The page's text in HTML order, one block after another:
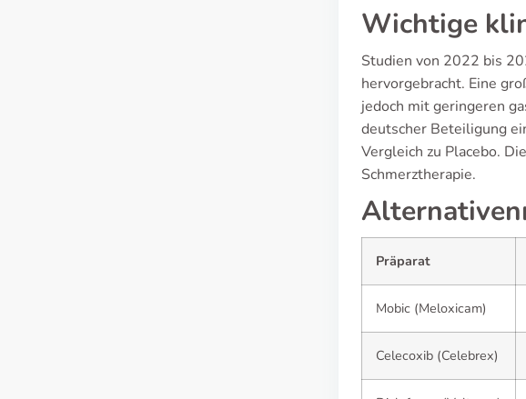
Wichtige
Studien von 2022 bis
hervorgebracht. Eine
jedoch mit geringeren
deutscher Beteiligung
Vergleich zu Placebo.
Schmerztherapie.
Präparat
Mobic (Meloxicam)
Celecoxib (Celebrex)